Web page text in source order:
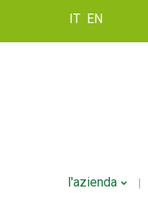
IT EN
l'azienda